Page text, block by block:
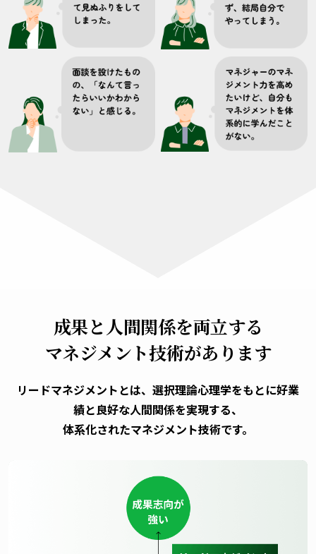
成果と人間関係を両立する
マネジメント技術があります
リードマネジメントとは、選択理論心理学をもとに好業
績と良好な人間関係を実現する、
体系化されたマネジメント技術です。